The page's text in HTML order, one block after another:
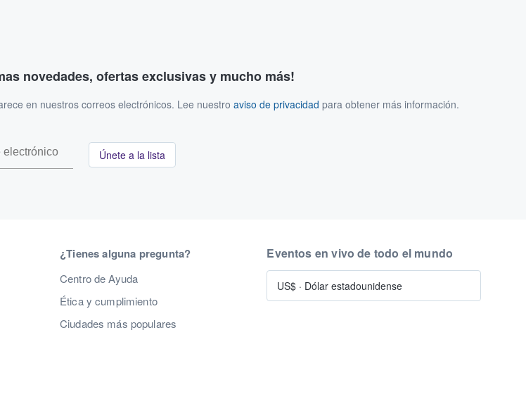
novedades, ofertas exclusivas y mucho más!
en nuestros correos electrónicos. Lee nuestro aviso de privacidad para obtener más información.
Únete a la lista
¿Tienes alguna pregunta?
Centro de Ayuda
Ética y cumplimiento
Ciudades más populares
Eventos en vivo de todo el mundo
US$ · Dólar estadounidense